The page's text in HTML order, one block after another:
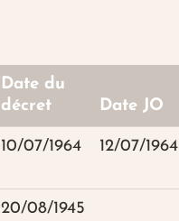
Date du
décret
Date JO
10/07/1964 12/07/1964
20/08/1945